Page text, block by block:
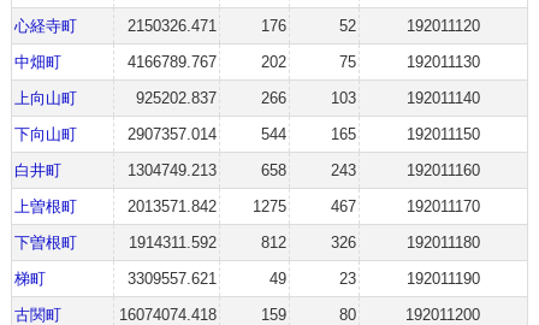
心経寺町
2150326.471 176 52
192011120
中畑町
4166789.767 202 75
192011130
上向山町
925202.837 266 103
192011140
下向山町
2907357.014 544 165
192011150
白井町
1304749.213 658 243
192011160
上曽根町
2013571.842 1275 467
192011170
下曽根町
1914311.592 812 326
192011180
梯町
3309557.621 49 23
192011190
古関町
16074074.418 159 80 192011200